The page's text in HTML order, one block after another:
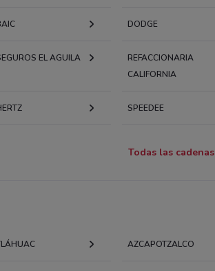
DODGE
EL AGUILA
REFACCIONARIA
CALIFORNIA
SPEEDEE
Todas las cadenas
AZCAPOTZALCO